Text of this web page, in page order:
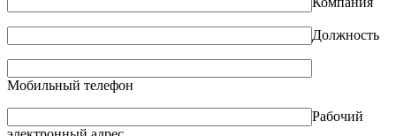
Должность
Мобильный телефон
Рабочий